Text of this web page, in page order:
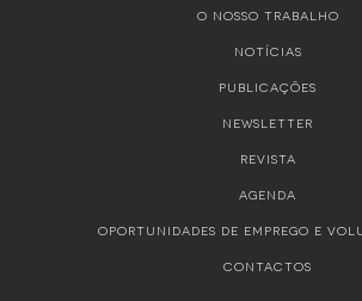
O NOSSO TRABALHO
NOTÍCIAS
PUBLICAÇÕES
NEWSLETTER
REVISTA
AGENDA
OPORTUNIDADES DE EMPREGO E
CONTACTOS